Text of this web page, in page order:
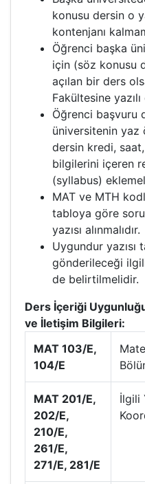
konusu dersin o
kontenjanı
Öğrenci başka
için (söz konusu
açılan bir ders
Fakültesine
Öğrenci başvuru
üniversitenin yaz
dersin kredi,
bilgilerini içeren
(syllabus)
MAT ve MTH
tabloya göre
yazısı alınmalıdır.
Uygundur yazısı
gönderileceği
de belirtilmelidir.
Ders İçeriği
ve İletişim Bilgileri:
MAT 103/E,
104/E
MAT 201/E,
202/E,
210/E,
261/E,
271/E, 281/E
İlgili